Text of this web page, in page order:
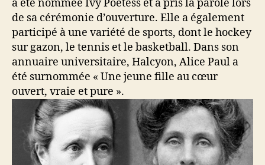
a été nommée Ivy Poetess et a pris la parole lors
de sa cérémonie d’ouverture. Elle a également
participé à une variété de sports, dont le hockey
sur gazon, le tennis et le basketball. Dans son
annuaire universitaire, Halcyon, Alice Paul a
été surnommée « Une jeune fille au cœur
ouvert, vraie et pure ».